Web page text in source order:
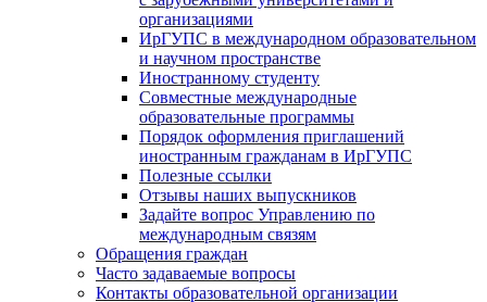
организациями
ИрГУПС в международном образовательном
и научном пространстве
Иностранному студенту
Совместные международные
образовательные программы
Порядок оформления приглашений
иностранным гражданам в ИрГУПС
Полезные ссылки
Отзывы наших выпускников
Задайте вопрос Управлению по
международным связям
Обращения граждан
Часто задаваемые вопросы
Контакты образовательной организации